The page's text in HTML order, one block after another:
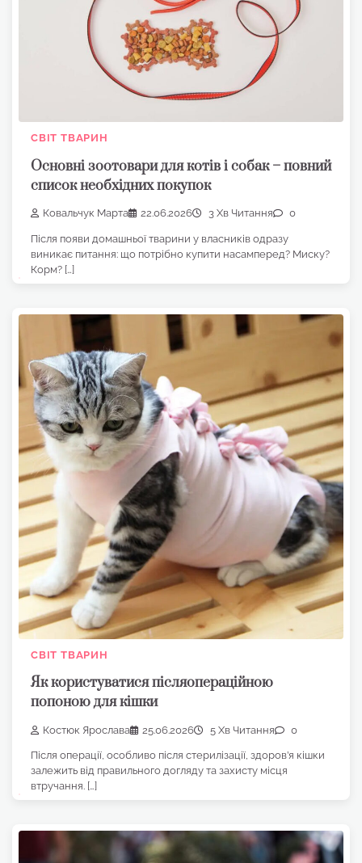
СВІТ ТВАРИН
Основні зоотовари для котів і собак – повний
список необхідних покупок
Ковальчук Марта 22.06.2026 3 Хв Читання 0
Після появи домашньої тварини у власників одразу
виникає питання: що потрібно купити насамперед? Миску?
Корм? […]
СВІТ ТВАРИН
Як користуватися післяопераційною
попоною для кішки
Костюк Ярослава 25.06.2026 5 Хв Читання 0
Після операції, особливо після стерилізації, здоров’я кішки
залежить від правильного догляду та захисту місця
втручання. […]